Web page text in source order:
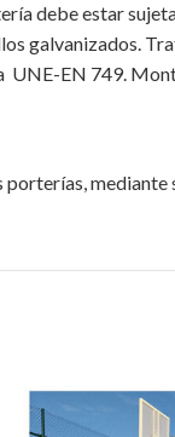
debe estar
galvanizados.
EN 749.
porterías,